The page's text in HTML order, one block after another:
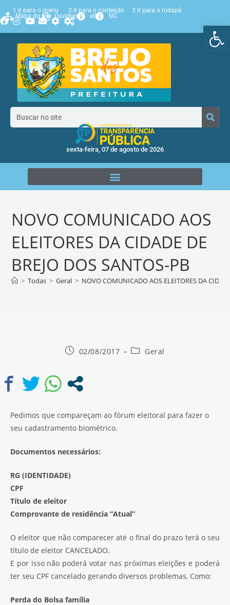
1 Ir para o menu 2 Ir para o conteúdo 3 Ir para o rodapé
Mapa do site Ouvidoria eSIC SIC
sexta-feira, 07 de agosto de 2026
NOVO COMUNICADO AOS
ELEITORES DA CIDADE DE
BREJO DOS SANTOS-PB
> Todas > Geral > NOVO COMUNICADO AOS ELEITORES DA
02/08/2017 Geral
Pedimos que compareçam ao fórum eleitoral para fazer o
seu cadastramento biométrico.
Documentos necessários:
RG (IDENTIDADE)
CPF
Título de eleitor
Comprovante de residência “Atual”
O eleitor que não comparecer até o final do prazo terá o seu
título de eleitor CANCELADO.
E por isso não poderá votar nas próximas eleições e poderá
ter seu CPF cancelado gerando diversos problemas, Como:
Perda do Bolsa família